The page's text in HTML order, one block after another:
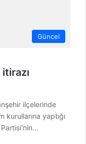
Güncel
ilçelerinde
kurullarına yaptığı